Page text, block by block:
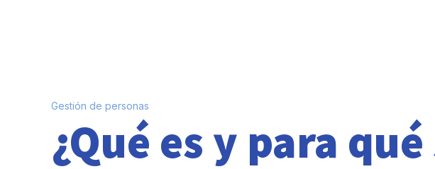
Gestión de personas
¿Qué es y para